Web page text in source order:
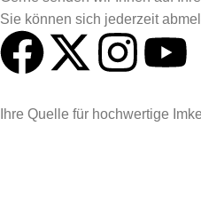
Sie können sich jederzeit
Ihre Quelle für hochwertige